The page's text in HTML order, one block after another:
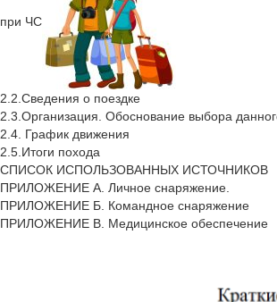
при ЧС
2.2.Сведения о поездке
2.3.Организация. Обоснование выбора
2.4. График движения
2.5.Итоги похода
СПИСОК ИСПОЛЬЗОВАННЫХ ИСТОЧНИКОВ
ПРИЛОЖЕНИЕ А. Личное снаряжение.
ПРИЛОЖЕНИЕ Б. Командное снаряжение
ПРИЛОЖЕНИЕ В. Медицинское обеспечение